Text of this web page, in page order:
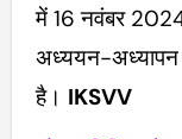
में 16 नवंबर
अध्ययन-अध्यापन
है। IKSVV